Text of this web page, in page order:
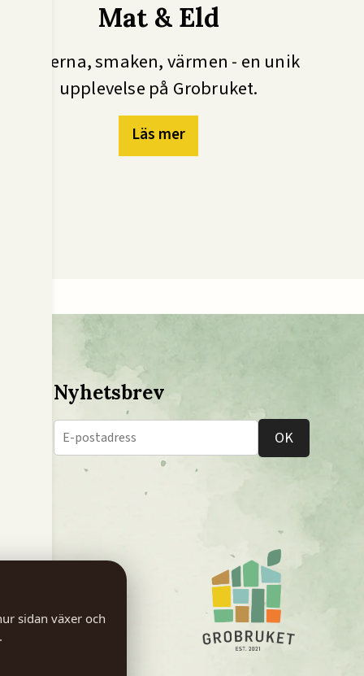
Mat & Eld
Dofterna, smaken, värmen - en unik
upplevelse på Grobruket.
Läs mer
Nyhetsbrev
OK
sidan växer och